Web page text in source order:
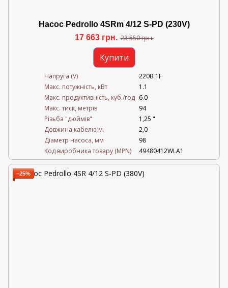
Насос Pedrollo 4SRm 4/12 S-PD (230V)
17 663 грн. 23 550 грн.
Купити
Напруга (V)
220В 1F
Mакс. потужність, кВт
1.1
Mакс. продуктивність, куб./год 6.0
Maкс. тиск, метрів
94
Різьба "дюймів"
1,25 "
Довжина кабелю м.
2,0
Діаметр насоса, мм
98
Код виробника товару (MPN)
49480412WLA1
−25%